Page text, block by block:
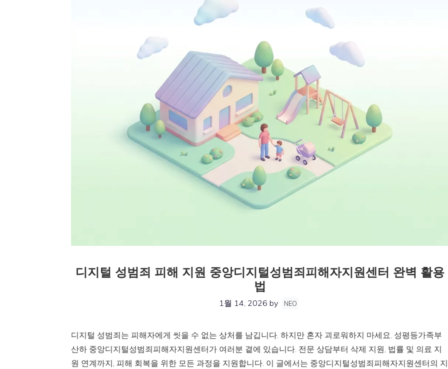
디지털 성범죄 피해 지원 중앙디지털성범죄피해자지원센터 완벽 활용
법
1월 14, 2026 by NEO
디지털 성범죄는 피해자에게 씻을 수 없는 상처를 남깁니다. 하지만 혼자 괴로워하지 마세요. 성평등가족부
산하 중앙디지털성범죄피해자지원센터가 여러분 곁에 있습니다. 전문 상담부터 삭제 지원, 법률 및 의료 지
원 연계까지, 피해 회복을 위한 모든 과정을 지원합니다. 이 글에서는 중앙디지털성범죄피해자지원센터의 지